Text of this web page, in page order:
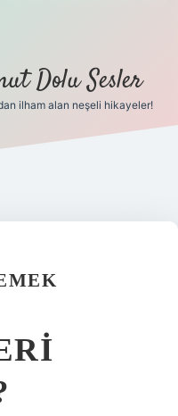
Dolu Sesler
ilham alan neşeli hikayeler!